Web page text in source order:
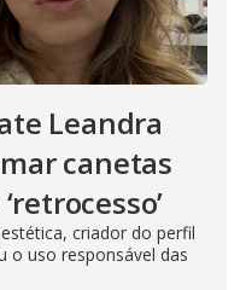
Leandra
canetas
criador do perfil
o uso responsável das